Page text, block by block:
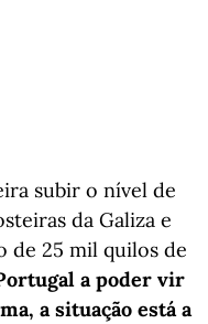
subir o nível de
da Galiza e
de 25 mil quilos de
a poder vir
a situação está a